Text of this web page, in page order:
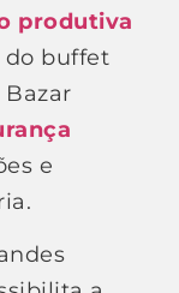
produtiva
do buffet
Bazar
e